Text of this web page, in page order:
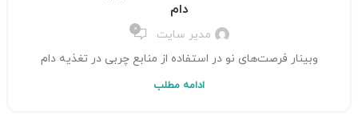
دام
مدیر سایت 0
وبینار فرصت‌های نو در استفاده از منابع چربی در تغذیه دام
ادامه مطلب